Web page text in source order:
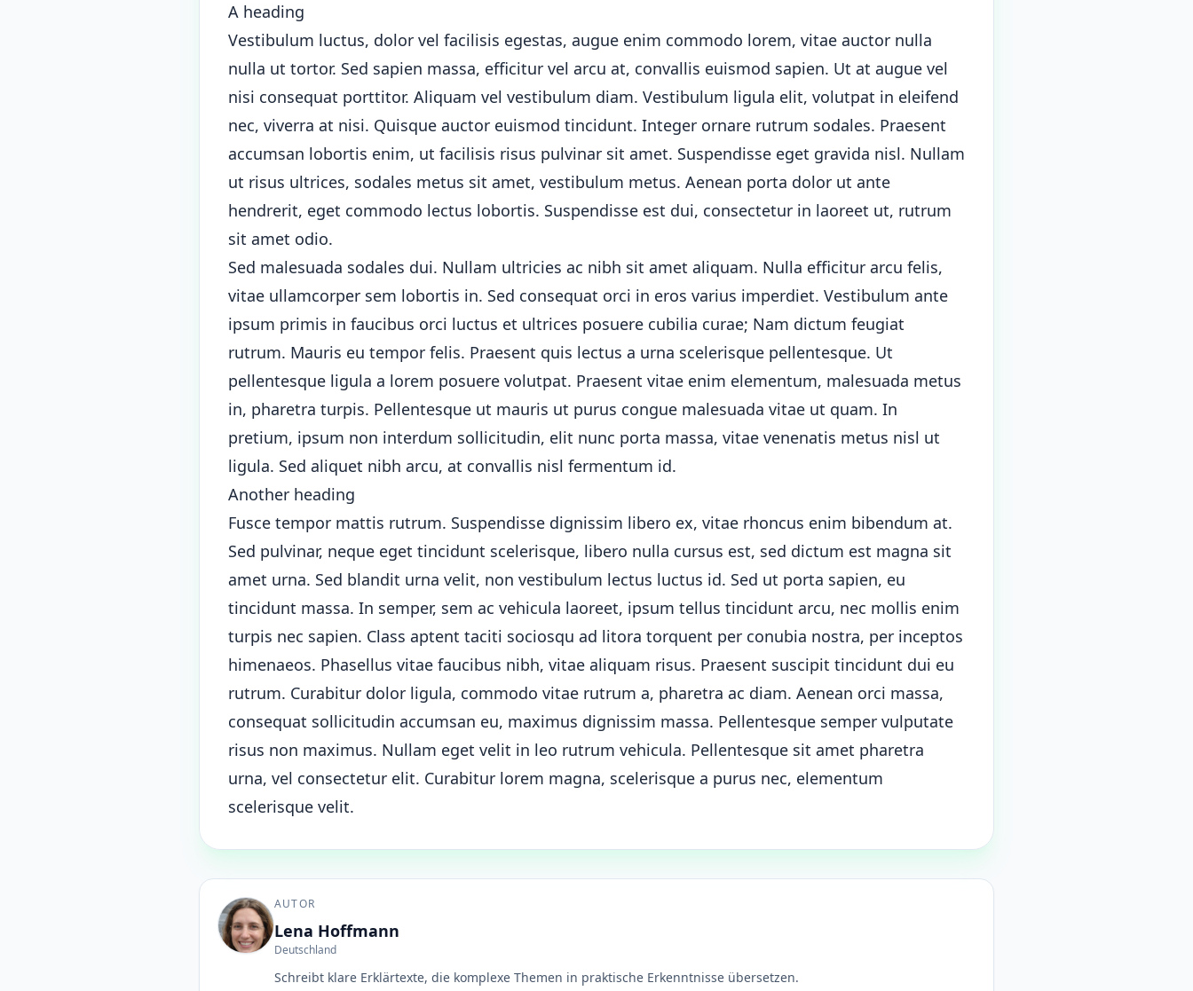
A heading
Vestibulum luctus, dolor vel facilisis egestas, augue enim commodo lorem, vitae auctor nulla
nulla ut tortor. Sed sapien massa, efficitur vel arcu at, convallis euismod sapien. Ut at augue vel
nisi consequat porttitor. Aliquam vel vestibulum diam. Vestibulum ligula elit, volutpat in eleifend
nec, viverra at nisi. Quisque auctor euismod tincidunt. Integer ornare rutrum sodales. Praesent
accumsan lobortis enim, ut facilisis risus pulvinar sit amet. Suspendisse eget gravida nisl. Nullam
ut risus ultrices, sodales metus sit amet, vestibulum metus. Aenean porta dolor ut ante
hendrerit, eget commodo lectus lobortis. Suspendisse est dui, consectetur in laoreet ut, rutrum
sit amet odio.
Sed malesuada sodales dui. Nullam ultricies ac nibh sit amet aliquam. Nulla efficitur arcu felis,
vitae ullamcorper sem lobortis in. Sed consequat orci in eros varius imperdiet. Vestibulum ante
ipsum primis in faucibus orci luctus et ultrices posuere cubilia curae; Nam dictum feugiat
rutrum. Mauris eu tempor felis. Praesent quis lectus a urna scelerisque pellentesque. Ut
pellentesque ligula a lorem posuere volutpat. Praesent vitae enim elementum, malesuada metus
in, pharetra turpis. Pellentesque ut mauris ut purus congue malesuada vitae ut quam. In
pretium, ipsum non interdum sollicitudin, elit nunc porta massa, vitae venenatis metus nisl ut
ligula. Sed aliquet nibh arcu, at convallis nisl fermentum id.
Another heading
Fusce tempor mattis rutrum. Suspendisse dignissim libero ex, vitae rhoncus enim bibendum at.
Sed pulvinar, neque eget tincidunt scelerisque, libero nulla cursus est, sed dictum est magna sit
amet urna. Sed blandit urna velit, non vestibulum lectus luctus id. Sed ut porta sapien, eu
tincidunt massa. In semper, sem ac vehicula laoreet, ipsum tellus tincidunt arcu, nec mollis enim
turpis nec sapien. Class aptent taciti sociosqu ad litora torquent per conubia nostra, per inceptos
himenaeos. Phasellus vitae faucibus nibh, vitae aliquam risus. Praesent suscipit tincidunt dui eu
rutrum. Curabitur dolor ligula, commodo vitae rutrum a, pharetra ac diam. Aenean orci massa,
consequat sollicitudin accumsan eu, maximus dignissim massa. Pellentesque semper vulputate
risus non maximus. Nullam eget velit in leo rutrum vehicula. Pellentesque sit amet pharetra
urna, vel consectetur elit. Curabitur lorem magna, scelerisque a purus nec, elementum
scelerisque velit.
AUTOR
Lena Hoffmann
Deutschland
Schreibt klare Erklärtexte, die komplexe Themen in praktische Erkenntnisse übersetzen.